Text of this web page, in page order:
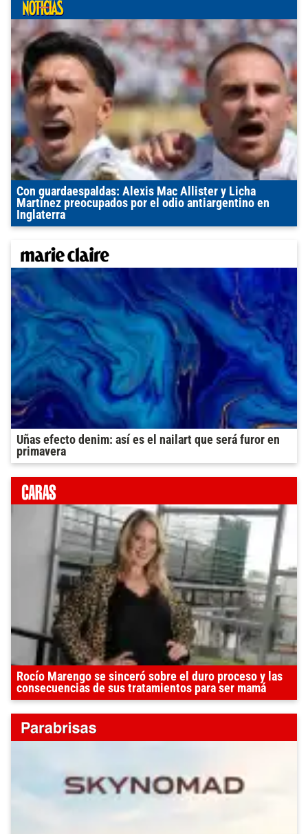
Con guardaespaldas: Alexis Mac Allister y Licha
Martínez preocupados por el odio antiargentino en
Inglaterra
Uñas efecto denim: así es el nailart que será furor en
primavera
Rocío Marengo se sinceró sobre el duro proceso y las
consecuencias de sus tratamientos para ser mamá